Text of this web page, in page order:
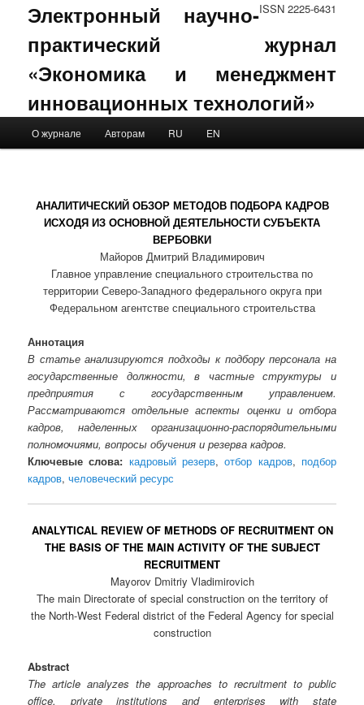
ISSN 2225-6431
Электронный научно-
практический журнал
«Экономика и менеджмент
инновационных технологий»
Skip to primary content
Skip to secondary content
О журнале Авторам RU EN
АНАЛИТИЧЕСКИЙ ОБЗОР МЕТОДОВ ПОДБОРА КАДРОВ
ИСХОДЯ ИЗ ОСНОВНОЙ ДЕЯТЕЛЬНОСТИ СУБЪЕКТА
ВЕРБОВКИ
Майоров Дмитрий Владимирович
Главное управление специального строительства по
территории Северо-Западного федерального округа при
Федеральном агентстве специального строительства
Аннотация
В статье анализируются подходы к подбору персонала на
государственные должности, в частные структуры и
предприятия с государственным управлением.
Рассматриваются отдельные аспекты оценки и отбора
кадров, наделенных организационно-распорядительными
полномочиями, вопросы обучения и резерва кадров.
Ключевые слова: кадровый резерв,отбор кадров, подбор
кадров,человеческий ресурс
ANALYTICAL REVIEW OF METHODS OF RECRUITMENT ON
THE BASIS OF THE MAIN ACTIVITY OF THE SUBJECT
RECRUITMENT
Mayorov Dmitriy Vladimirovich
The main Directorate of special construction on the territory of
the North-West Federal district of the Federal Agency for special
construction
Abstract
The article analyzes the approaches to recruitment to public
office, private institutions and enterprises with state